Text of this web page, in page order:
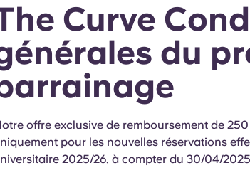
garde d'une
étudiant
de l'entreprise] avec
et des moments
Curve
du
offre exclusive de remboursement de
pour les nouvelles réservations
2025/26, à compter du 30/04/